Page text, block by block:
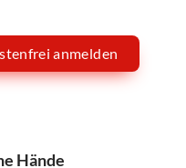
anmelden
Hände